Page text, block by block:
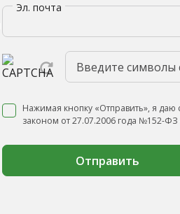
Эл. почта
Нажимая кнопку «Отправить», я даю
законом от 27.07.2006 года №152-
Отправить